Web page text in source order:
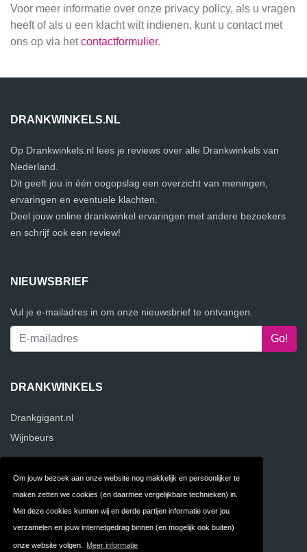
Om jouw bezoek aan onze website nog makkelijk en persoonlijker te
maken zetten we cookies (en daarmee vergelijkbare technieken) in.
Met deze cookies kunnen wij en derde partijen informatie over jou
verzamelen en jouw internetgedrag binnen (en mogelijk ook buiten)
onze website volgen. Meer informatie
Voor meer informatie over onze privacy policy, als u vragen
heeft of als u een klacht wilt indienen, kunt u contact met
ons op via hetcontactformulier.
DRANKWINKELS.NL
Op Drankwinkels.nl lees je reviews over alle Drankwinkels van
Nederland.
Dit geeft jou in één oogopslag een overzicht van meningen,
ervaringen en eventuele klachten.
Deel jouw online drankwinkel ervaringen met andere bezoekers
en schrijf ook een review!
NIEUWSBRIEF
Vul je e-mailadres in om onze nieuwsbrief te ontvangen.
DRANKWINKELS
Drankgigant.nl
Wijnbeurs
Contact Privacy
Algemene FAQ